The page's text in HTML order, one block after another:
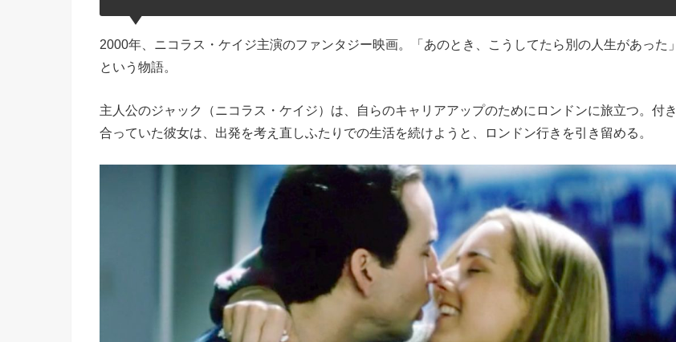
2000年、ニコラス・ケイジ主演のファンタジー映画。「あのとき、こうしてたら別の人生があった」
という物語。
主人公のジャック（ニコラス・ケイジ）は、自らのキャリアアップのためにロンドンに旅立つ。付き
合っていた彼女は、出発を考え直しふたりでの生活を続けようと、ロンドン行きを引き留める。